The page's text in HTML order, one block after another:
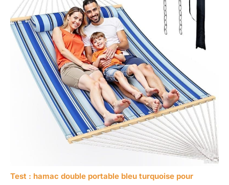
Test : hamac double portable bleu turquoise pour